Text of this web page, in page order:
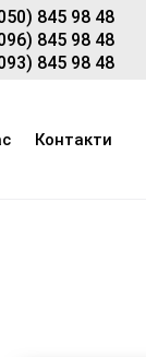
845 98 48
845 98 48
845 98 48
Контакти